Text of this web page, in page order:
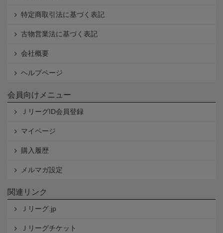
特定商取引法に基づく表記
古物営業法に基づく表記
会社概要
ヘルプページ
会員向けメニュー
ＪリーグID会員登録
マイページ
購入履歴
メルマガ設定
関連リンク
Ｊリーグ.jp
Ｊリーグチケット